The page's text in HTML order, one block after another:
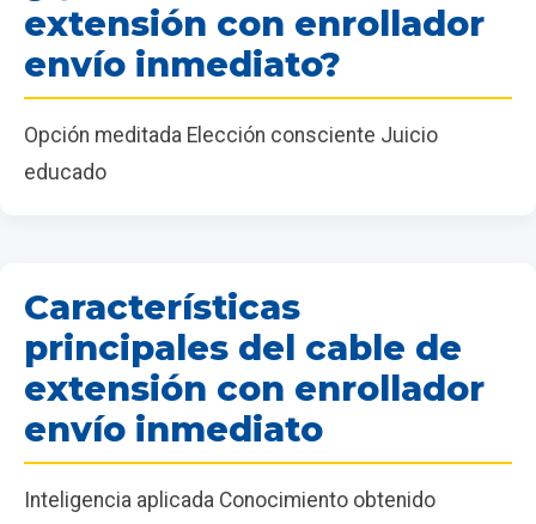
extensión con enrollador
envío inmediato?
Opción meditada Elección consciente Juicio
educado
Características
principales del cable de
extensión con enrollador
envío inmediato
Inteligencia aplicada Conocimiento obtenido